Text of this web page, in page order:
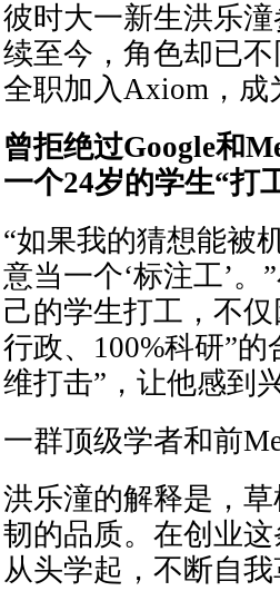
彼时大一新生洪乐
续至今，角色却已
全职加入Axiom，成
曾拒绝过Google和
一个24岁的学生“打
“如果我的猜想能被
意当一个‘标注工’
己的学生打工，不
行政、100%科研”
维打击”，让他感到
一群顶级学者和前
洪乐潼的解释是，
韧的品质。在创业
从头学起，不断自我